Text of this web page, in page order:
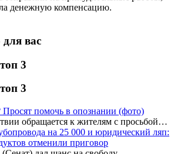
денежную компенсацию.
вас
3
3
Просят помочь в опознании (фото)
обращается к жителям с просьбой…
на 25 000 и юридический ляп:
отменили приговор